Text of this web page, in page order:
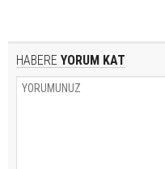
HABERE YORUM KAT